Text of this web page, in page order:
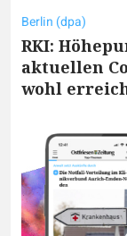
Berlin (dpa)
RKI:
aktuellen
wohl